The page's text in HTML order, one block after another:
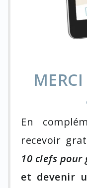
En
recevoir
10 clefs
et devenir